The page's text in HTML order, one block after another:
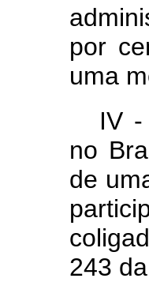
por
uma
IV
no
de
243